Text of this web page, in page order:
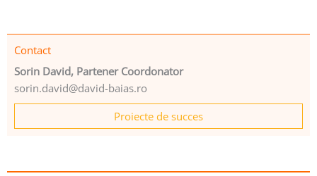
Contact
Sorin David, Partener Coordonator
sorin.david@david-baias.ro
Proiecte de succes